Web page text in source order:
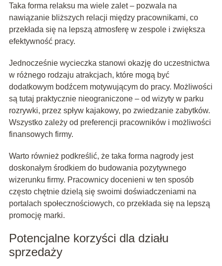
Taka forma relaksu ma wiele zalet – pozwala na
nawiązanie bliższych relacji między pracownikami, co
przekłada się na lepszą atmosferę w zespole i zwiększa
efektywność pracy.
Jednocześnie wycieczka stanowi okazję do uczestnictwa
w różnego rodzaju atrakcjach, które mogą być
dodatkowym bodźcem motywującym do pracy. Możliwości
są tutaj praktycznie nieograniczone – od wizyty w parku
rozrywki, przez spływ kajakowy, po zwiedzanie zabytków.
Wszystko zależy od preferencji pracowników i możliwości
finansowych firmy.
Warto również podkreślić, że taka forma nagrody jest
doskonałym środkiem do budowania pozytywnego
wizerunku firmy. Pracownicy docenieni w ten sposób
często chętnie dzielą się swoimi doświadczeniami na
portalach społecznościowych, co przekłada się na lepszą
promocję marki.
Potencjalne korzyści dla działu
sprzedaży